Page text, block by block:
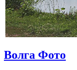
Волга Фото